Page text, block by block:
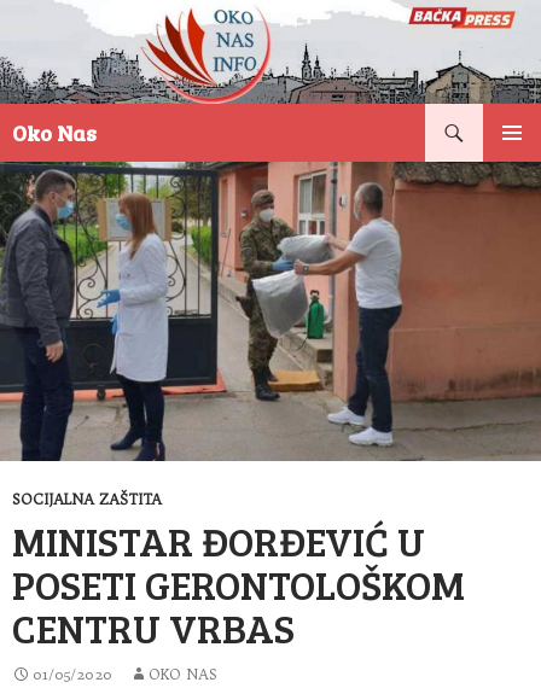
Oko Nas
NA
SADRŽAJ
SOCIJALNA ZAŠTITA
MINISTAR ĐORĐEVIĆ U
POSETI GERONTOLOŠKOM
CENTRU VRBAS
01/05/2020 OKO NAS